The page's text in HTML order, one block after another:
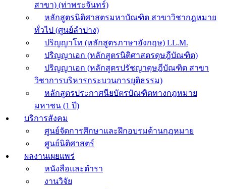
สาขา) (ท่าพระจันทร์)
หลักสูตรนิติศาสตรมหาบัณฑิต สาขาวิชากฎหมาย
ทั่วไป (ศูนย์ลำปาง)
ปริญญาโท (หลักสูตรภาษาอังกฤษ) LL.M.
ปริญญาเอก (หลักสูตรนิติศาสตรดุษฎีบัณฑิต)
ปริญญาเอก (หลักสูตรปรัชญาดุษฎีบัณฑิต สาขา
วิชาการบริหารกระบวนการยุติธรรม)
หลักสูตรประกาศนียบัตรบัณฑิตทางกฎหมาย
มหาชน (1 ปี)
บริการสังคม
ศูนย์จัดการศึกษาและฝึกอบรมด้านกฎหมาย
ศูนย์นิติศาสตร์
ผลงานเผยแพร่
หนังสือและตำรา
งานวิจัย